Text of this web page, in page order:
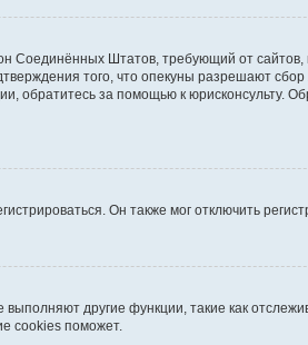
Соединённых Штатов, требующий от
того, что опекуны разрешают
обратитесь за помощью к юрисконсульту.
Он также мог отключить
другие функции, такие как
cookies поможет.